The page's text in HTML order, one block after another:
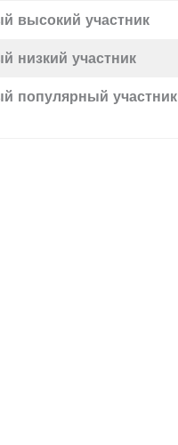
высокий участник
низкий участник
популярный участник